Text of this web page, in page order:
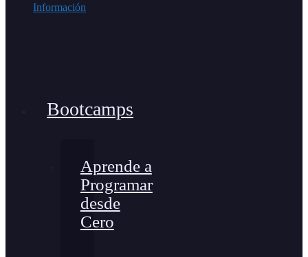
Información
Bootcamps
Aprende a
Programar
desde
Cero